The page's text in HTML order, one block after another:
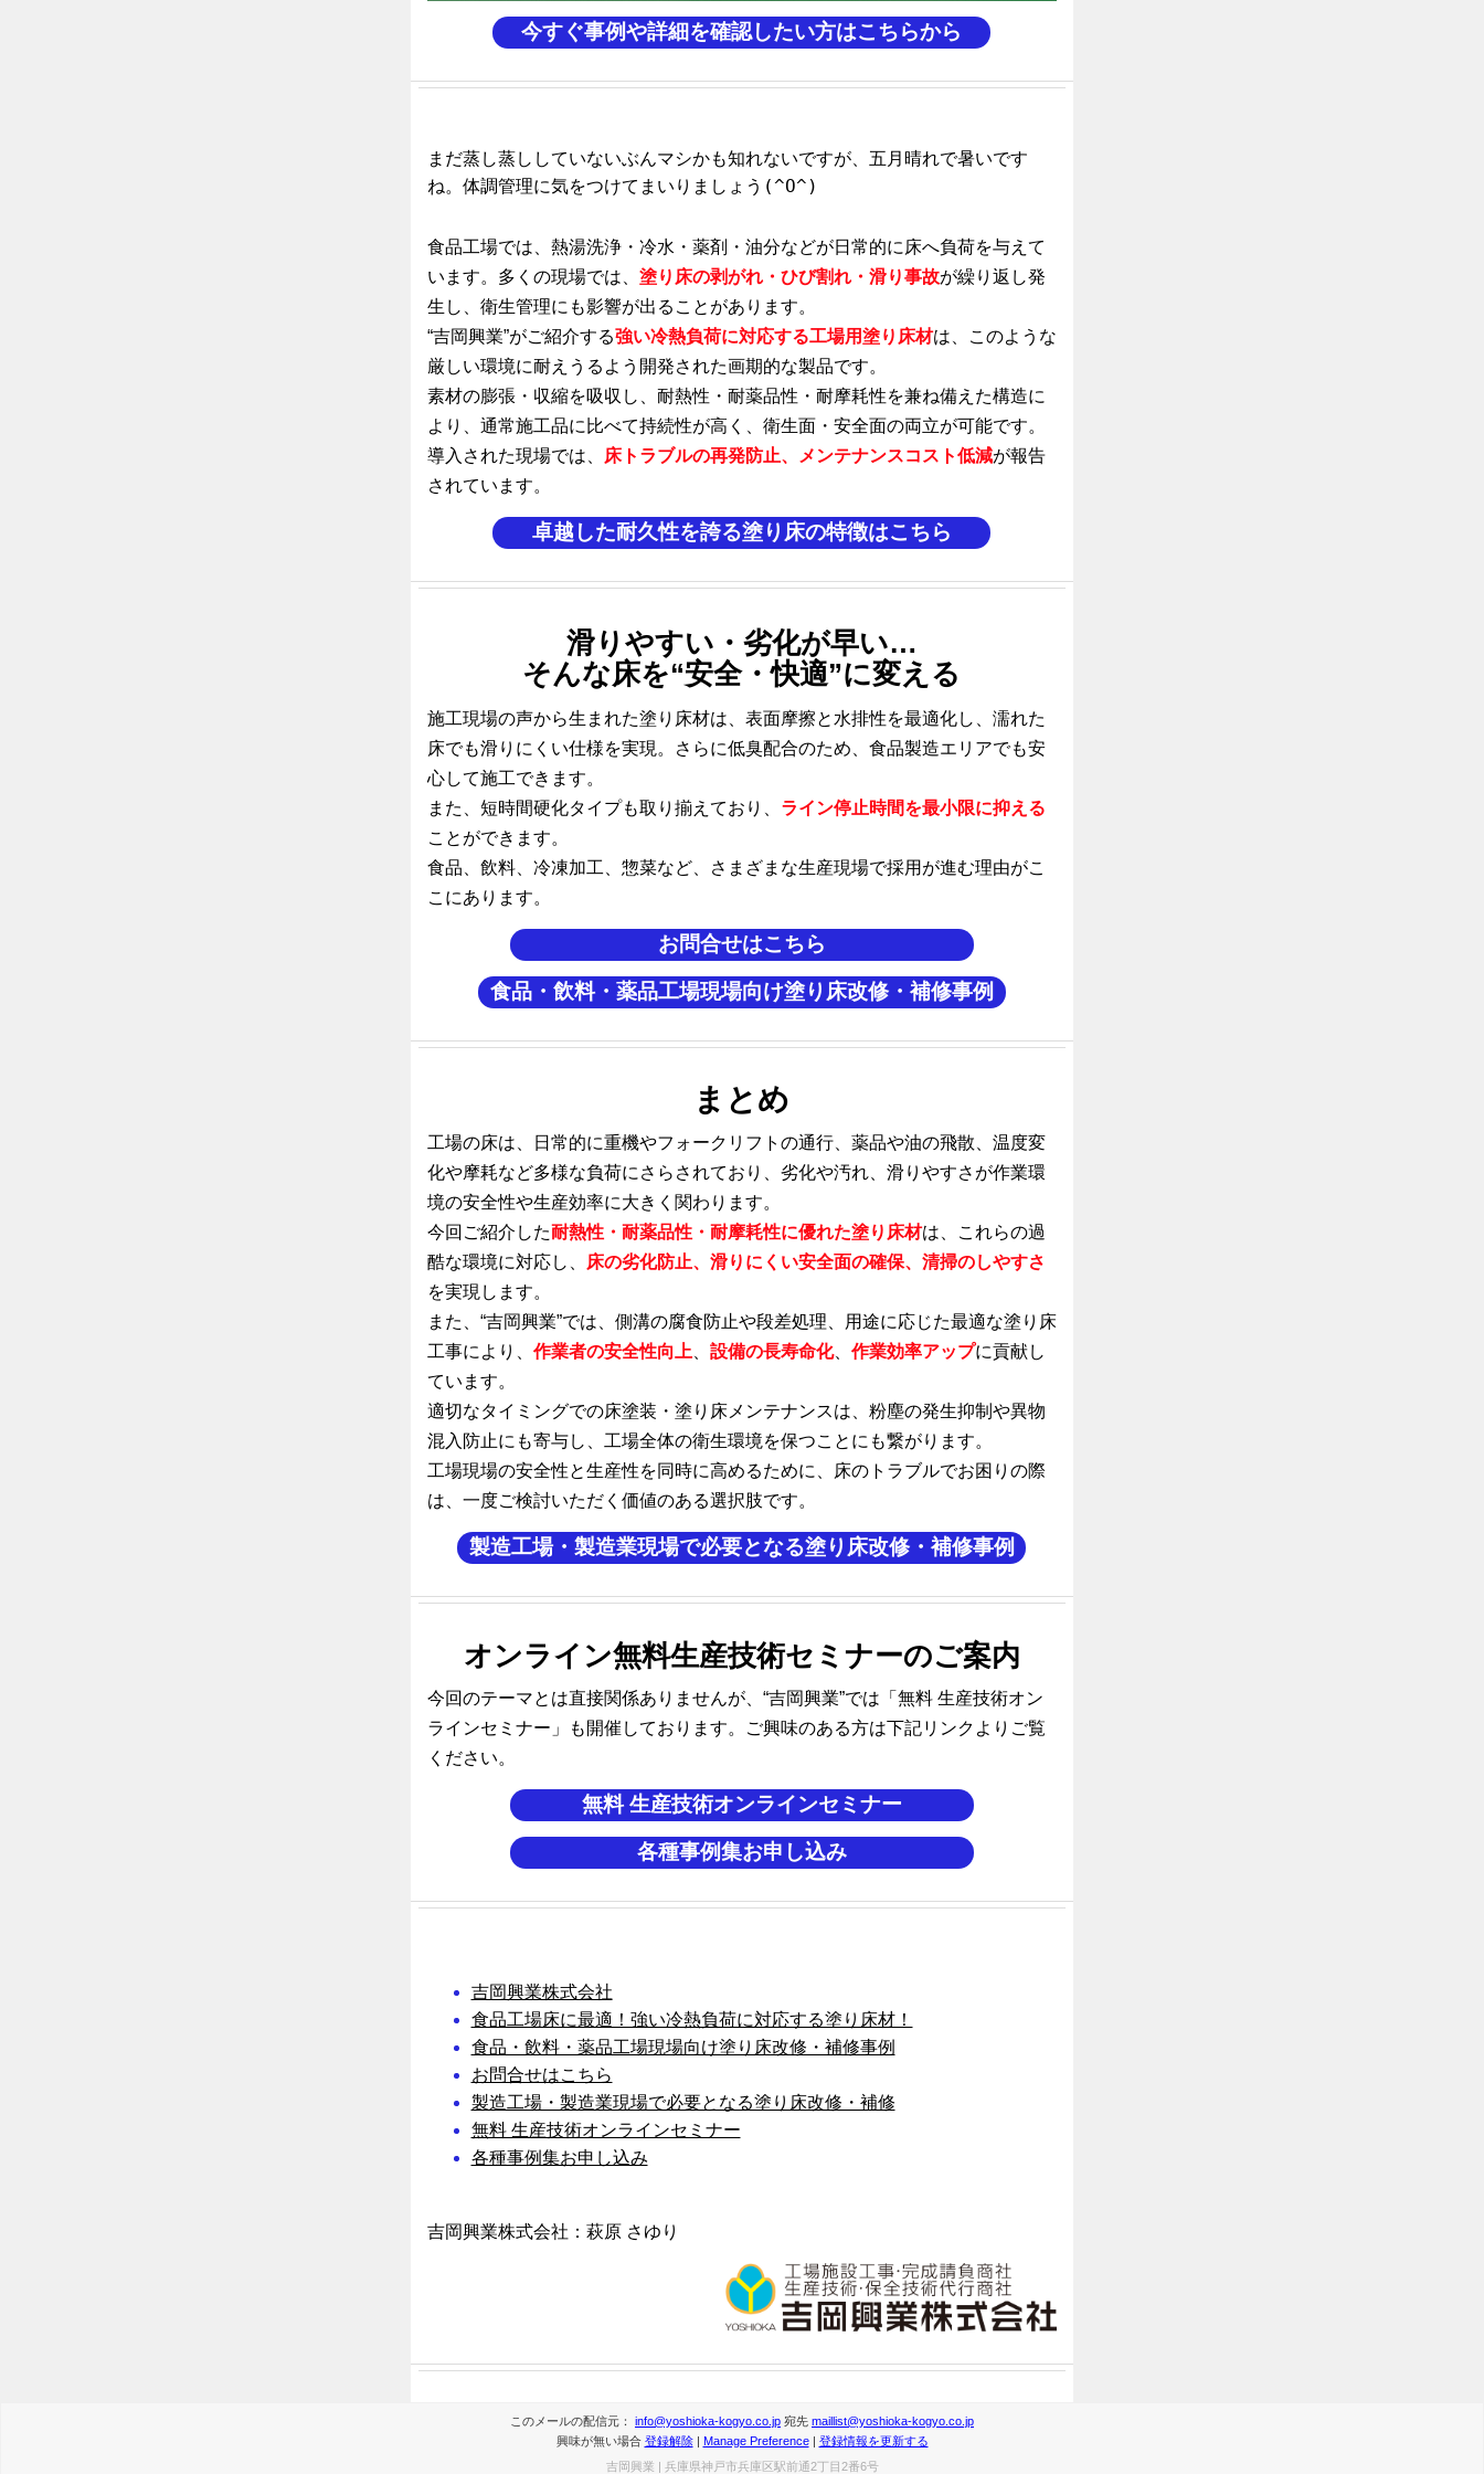
今すぐ事例や詳細を確認したい方はこちらから
まだ蒸し蒸ししていないぶんマシかも知れないですが、五月晴れで暑いです
ね。体調管理に気をつけてまいりましょう(^O^)
食品工場では、熱湯洗浄・冷水・薬剤・油分などが日常的に床へ負荷を与えて
います。多くの現場では、 塗り床の剥がれ・ひび割れ・滑り事故が繰り返し発
生し、衛生管理にも影響が出ることがあります。
“吉岡興業”がご紹介する強い冷熱負荷に対応する工場用塗り床材は、このような
厳しい環境に耐えうるよう開発された画期的な製品です。
素材の膨張・収縮を吸収し、耐熱性・耐薬品性・耐摩耗性を兼ね備えた構造に
より、通常施工品に比べて持続性が高く、衛生面・安全面の両立が可能です。
導入された現場では、
床トラブルの再発防止、 メンテナンスコスト低減が報告
されています。
卓越した耐久性を誇る塗り床の特徴はこちら
滑りやすい・劣化が早い…
そんな床を“安全・快適”に変える
施工現場の声から生まれた塗り床材は、表面摩擦と水排性を最適化し、濡れた
床でも滑りにくい仕様を実現。さらに低臭配合のため、食品製造エリアでも安
心して施工できます。
また、短時間硬化タイプも取り揃えており、 ライン停止時間を最小限に抑える
ことができます。
食品、飲料、冷凍加工、惣菜など、さまざまな生産現場で採用が進む理由がこ
こにあります。
お問合せはこちら
食品・飲料・薬品工場現場向け塗り床改修・補修事例
まとめ
工場の床は、日常的に重機やフォークリフトの通行、薬品や油の飛散、温度変
化や摩耗など多様な負荷にさらされており、劣化や汚れ、滑りやすさが作業環
境の安全性や生産効率に大きく関わります。
今回ご紹介した耐熱性・耐薬品性・耐摩耗性に優れた塗り床材は、これらの過
酷な環境に対応し、
床の劣化防止、 滑りにくい安全面の確保、 清掃のしやすさ
を実現します。
また、“吉岡興業”では、側溝の腐食防止や段差処理、用途に応じた最適な塗り床
工事により、 作業者の安全性向上 設備の長寿命化、 作業効率アップに貢献し
ています。
適切なタイミングでの床塗装・塗り床メンテナンスは、粉塵の発生抑制や異物
混入防止にも寄与し、工場全体の衛生環境を保つことにも繋がります。
工場現場の安全性と生産性を同時に高めるために、床のトラブルでお困りの際
は、一度ご検討いただく価値のある選択肢です。
製造工場・製造業現場で必要となる塗り床改修・補修事例
オンライン無料生産技術セミナーのご案内
今回のテーマとは直接関係ありませんが、 “吉岡興業”では「無料 生産技術オン
ラインセミナー」も開催しております。ご興味のある方は下記リンクよりご覧
ください。
無料 生産技術オンラインセミナー
各種事例集お申し込み
吉岡興業株式会社
食品工場床に最適！強い冷熱負荷に対応する塗り床材！
食品・飲料・薬品工場現場向け塗り床改修・補修事例
お問合せはこちら
製造工場・製造業現場で必要となる塗り床改修・補修
無料 生産技術オンラインセミナー
各種事例集お申し込み
吉岡興業株式会社：萩原 さゆり
このメールの配信元： info@yoshioka-kogyo.co.jp 宛先 maillist@yoshioka-kogyo.co.jp
興味が無い場合 登録解除| Manage Preference| 登録情報を更新する
吉岡興業 | 兵庫県神戸市兵庫区駅前通2丁目2番6号